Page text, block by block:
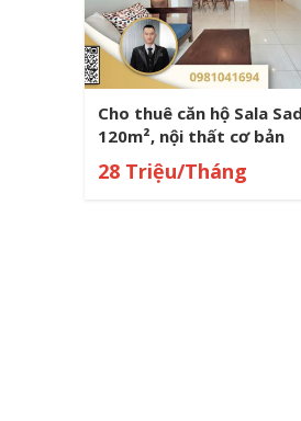
Cho thuê căn hộ Sarimi
2PN full nội thất view
28 Triệu/Tháng